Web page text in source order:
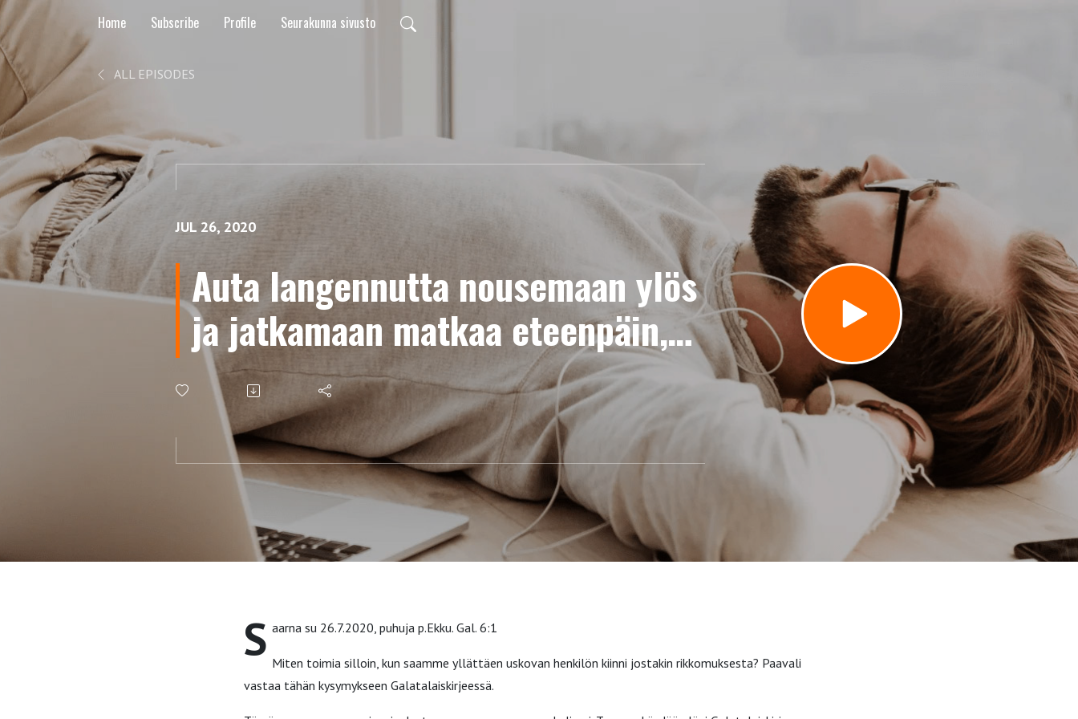
Home Subscribe Profile Seurakunna sivusto
ALL EPISODES
JUL 26, 2020
Auta langennutta nousemaan ylös
ja jatkamaan matkaa eteenpäin,
Gal. 6;1
S aarna su 26.7.2020, puhuja p.Ekku. Gal. 6:1
Miten toimia silloin, kun saamme yllättäen uskovan henkilön kiinni jostakin rikkomuksesta? Paavali
vastaa tähän kysymykseen Galatalaiskirjeessä.